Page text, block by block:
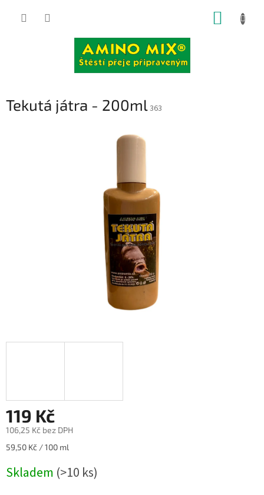
Tekutá játra - 200ml363
119 Kč
106,25 Kč bez DPH
Měrná
59,50 Kč / 100 ml
Skladem (>10 ks)